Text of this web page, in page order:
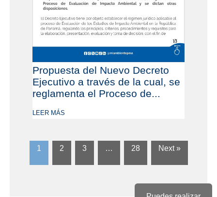
Propuesta del Nuevo Decreto
Ejecutivo a través de la cual, se
reglamenta el Proceso de...
LEER MÁS
1 2 3 … 28 Next »